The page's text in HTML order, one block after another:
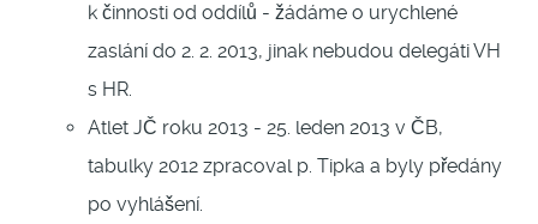
k činnosti od oddílů - žádáme o urychlené
zaslání do 2. 2. 2013, jinak nebudou delegáti VH
s HR.
Atlet JČ roku 2013 - 25. leden 2013 v ČB,
tabulky 2012 zpracoval p. Tipka a byly předány
po vyhlášení.